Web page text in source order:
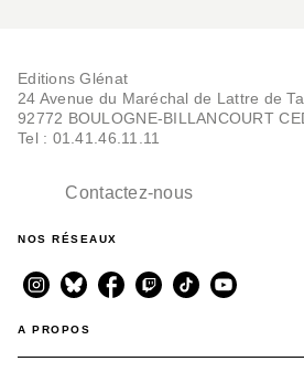
Editions Glénat
24 Avenue du Maréchal de Lattre de
92772 BOULOGNE-BILLANCOURT
Tel : 01.41.46.11.11
Contactez-nous
NOS RÉSEAUX
A PROPOS